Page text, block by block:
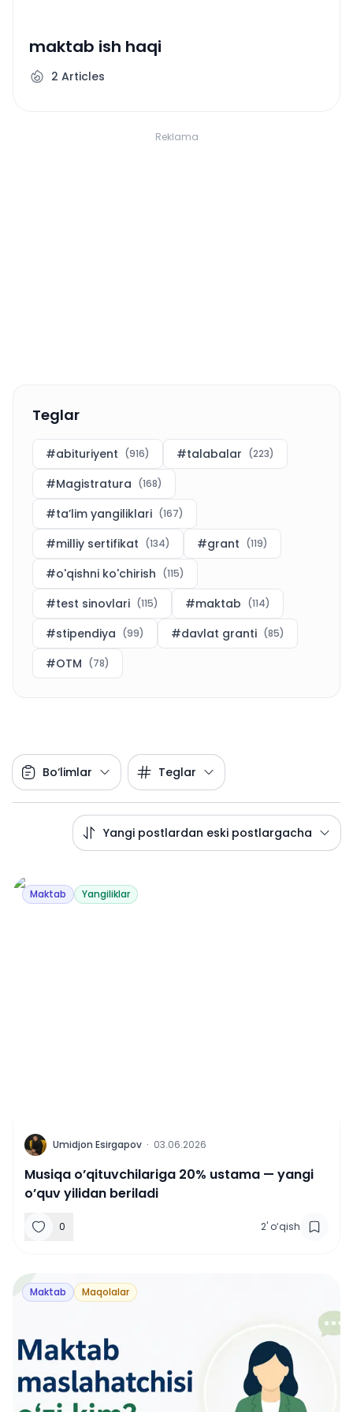
maktab ish haqi
2 Articles
Reklama
Teglar
#abituriyent (916) #talabalar (223)
#Magistratura (168)
#ta’lim yangiliklari (167)
#milliy sertifikat (134) #grant (119)
#o'qishni ko'chirish (115)
#test sinovlari (115) #maktab (114)
#stipendiya (99) #davlat granti (85)
#OTM (78)
Bo‘limlar Teglar
Yangi postlardan eski postlargacha
Maktab Yangiliklar
U Umidjon Esirgapov · 03.06.2026
Musiqa o’qituvchilariga 20% ustama — yangi
o’quv yilidan beriladi
0 2' o‘qish
Maktab Maqolalar